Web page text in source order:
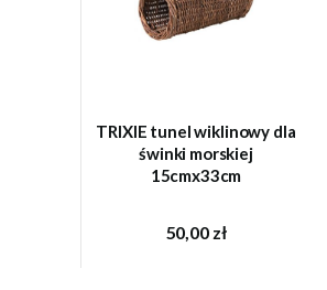
TRIXIE tunel wiklinowy dla
świnki morskiej
15cmx33cm
50,00 zł